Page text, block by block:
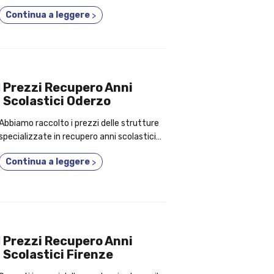
partecipare a un corso 2 o 3 anni
Continua a leggere >
Prezzi Recupero Anni
Scolastici Oderzo
raccolto i prezzi delle strutture
in recupero anni scolastici
è un'ottima idea frequentare un corso
Continua a leggere >
Prezzi Recupero Anni
Scolastici Firenze